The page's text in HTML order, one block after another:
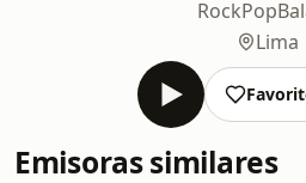
RockPop
Lima
Emisoras similares